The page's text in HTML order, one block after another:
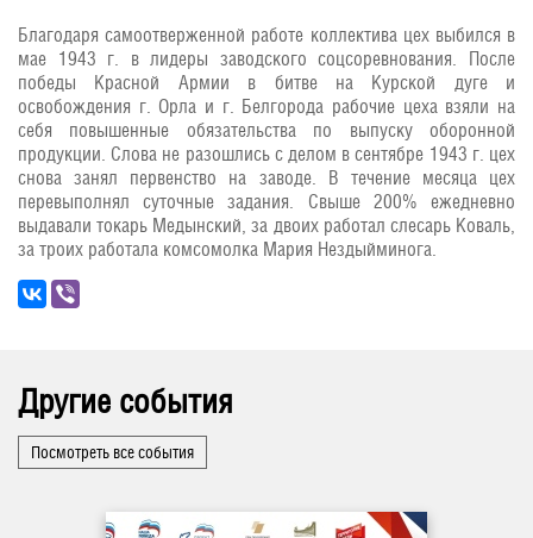
Благодаря самоотверженной работе коллектива цех выбился в
мае 1943 г. в лидеры заводского соцсоревнования. После
победы Красной Армии в битве на Курской дуге и
освобождения г. Орла и г. Белгорода рабочие цеха взяли на
себя повышенные обязательства по выпуску оборонной
продукции. Слова не разошлись с делом в сентябре 1943 г. цех
снова занял первенство на заводе. В течение месяца цех
перевыполнял суточные задания. Свыше 200% ежедневно
выдавали токарь Медынский, за двоих работал слесарь Коваль,
за троих работала комсомолка Мария Нездыйминога.
Другие события
Посмотреть все события